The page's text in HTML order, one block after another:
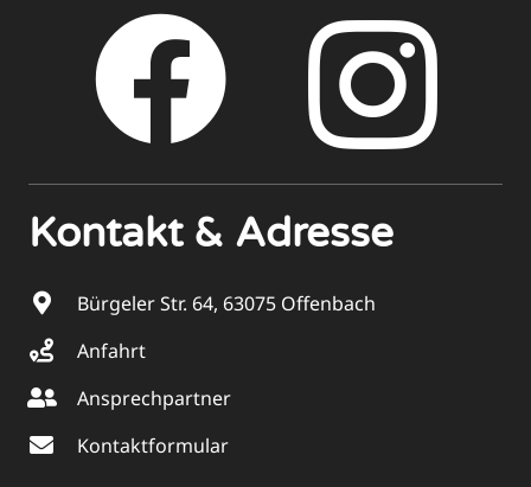
Kontakt & Adresse
Bürgeler Str. 64, 63075 Offenbach
Anfahrt
Ansprechpartner
Kontaktformular